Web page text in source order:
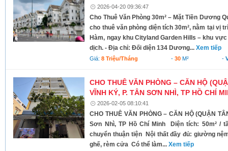
2026-04-20 09:36:47
Cho Thuê Văn Phòng 30m² – Mặt Tiền Dương
cho thuê văn phòng diện tích 30m², nằm tại vị
Hàm, ngay khu Cityland Garden Hills – khu
dịch. - Địa chỉ: Đối diện 134 Dương...Xem tiếp
Giá:8 Triệu/tháng -30 M² -
CHO THUÊ VĂN PHÒNG – CĂN HỘ
VĨNH KÝ, P. TÂN SƠN NHÌ, TP HỒ CHÍ
2026-02-05 08:10:41
CHO THUÊ VĂN PHÒNG – CĂN HỘ (QUẬN
Sơn Nhì, TP Hồ Chí Minh Diện tích: 50m² /
chuyển thuận tiện Nội thất đầy đủ: giường
ghế, rèm cửa Có thể làm...Xem tiếp